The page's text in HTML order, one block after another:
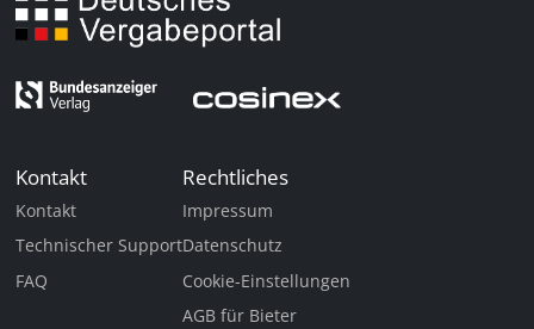
Kontakt
Kontakt
Technischer Support
FAQ
Rechtliches
Impressum
Datenschutz
Cookie-Einstellungen
AGB für Bieter